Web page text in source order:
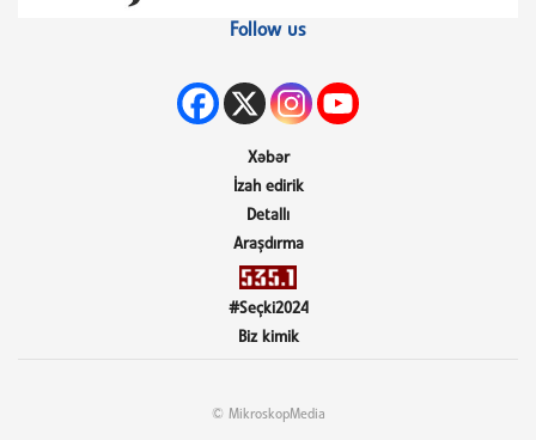
Follow us
Xəbər
İzah edirik
Detallı
Araşdırma
#Seçki2024
Biz kimik
© MikroskopMedia